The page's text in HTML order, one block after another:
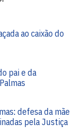
ao caixão do
pai e da
defesa da mãe
pela Justiça